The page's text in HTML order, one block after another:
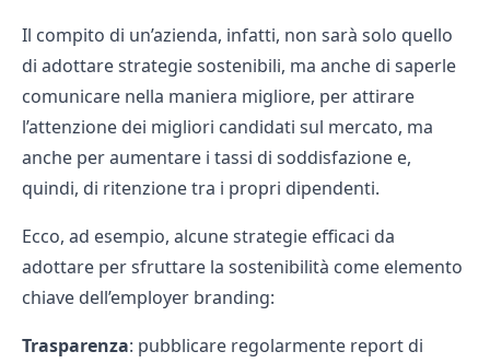
Il compito di un’azienda, infatti, non sarà solo quello
di adottare strategie sostenibili, ma anche di saperle
comunicare nella maniera migliore, perattirare
l’attenzione dei migliori candidati sul mercato, ma
anche per aumentare i tassi di soddisfazione e,
quindi, di ritenzione tra i propri dipendenti.
Ecco, ad esempio, alcune strategie efficaci da
adottare per sfruttare la sostenibilità come elemento
chiave dell’employer branding:
Trasparenza: pubblicare regolarmente report di